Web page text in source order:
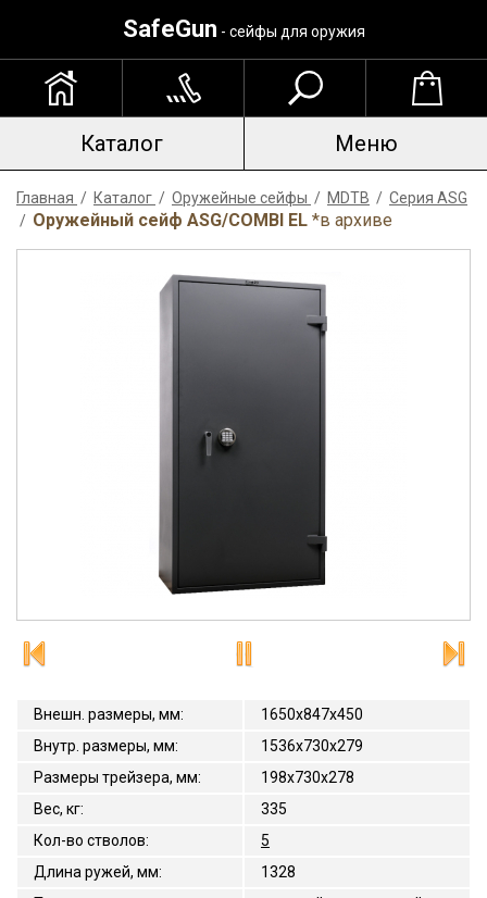
SafeGun - сейфы для оружия
Каталог Меню
Главная / Каталог / Оружейные сейфы / MDTB / Серия ASG
/ Оружейный сейф ASG/COMBI EL *в архиве
Внешн. размеры, мм:
1650x847x450
Внутр. размеры, мм:
1536x730x279
Размеры трейзера, мм:
198x730x278
Вес, кг:
335
Кол-во стволов:
5
Длина ружей, мм:
1328